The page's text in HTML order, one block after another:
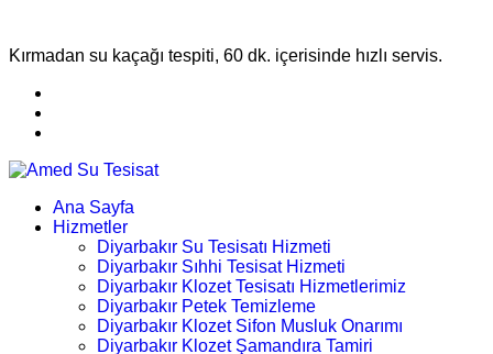
Kırmadan su kaçağı tespiti, 60 dk. içerisinde hızlı servis.
Ana Sayfa
Hizmetler
Diyarbakır Su Tesisatı Hizmeti
Diyarbakır Sıhhi Tesisat Hizmeti
Diyarbakır Klozet Tesisatı Hizmetlerimiz
Diyarbakır Petek Temizleme
Diyarbakır Klozet Sifon Musluk Onarımı
Diyarbakır Klozet Şamandıra Tamiri